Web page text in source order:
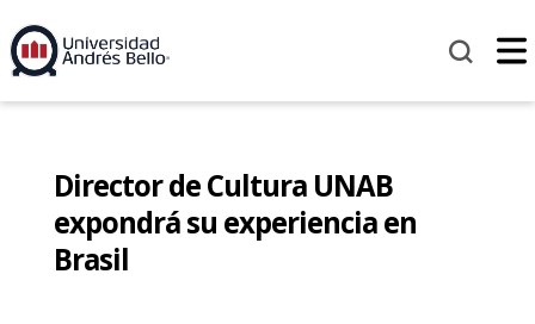
Director de Cultura UNAB
expondrá su experiencia en
Brasil